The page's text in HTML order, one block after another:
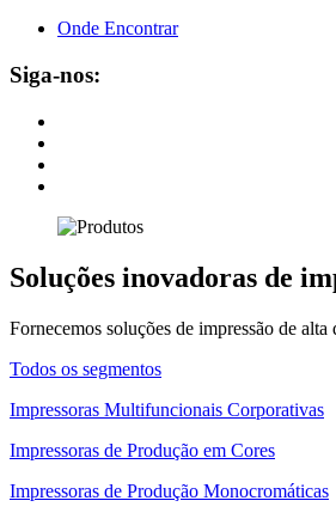
Onde Encontrar
Siga-nos:
Soluções inovadoras de
Fornecemos soluções de impressão de
Todos os segmentos
Impressoras Multifuncionais Corporativas
Impressoras de Produção em Cores
Impressoras de Produção Monocromáticas